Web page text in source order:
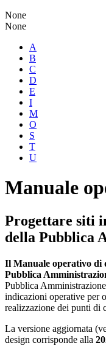
None
None
A
B
C
D
E
I
M
O
S
T
U
Manuale
Progettare siti
della Pubblica
Il Manuale operativo di
Pubblica
Pubblica
indicazioni operative per
realizzazione dei punti di
La versione aggiornata
design corrisponde alla